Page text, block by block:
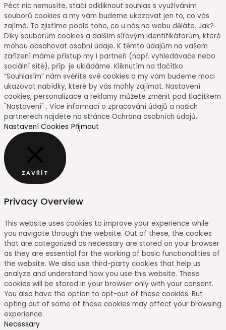
Péct nic nemusíte, stačí odkliknout souhlas s využíváním
souborů cookies a my vám budeme ukazovat jen to, co vás
zajímá. To zjistíme podle toho, co u nás na webu děláte. Jak?
Díky souborům cookies a dalším síťovým identifikátorům, které
mohou obsahovat osobní údaje. K těmto údajům na vašem
zařízení máme přístup my i partneři (např. vyhledávače nebo
sociální sítě), příp. je ukládáme. Kliknutím na tlačítko
“Souhlasím” nám svěříte své cookies a my vám budeme moci
ukazovat nabídky, které by vás mohly zajímat. Nastavení
cookies, personalizace a reklamy můžete změnit pod tlačítkem
"Nastavení" . Více informací o zpracování údajů a našich
partnerech najdete na stránce Ochrana osobních údajů.
Nastavení Cookies Přijmout
ZAVŘÍT
Privacy Overview
This website uses cookies to improve your experience while
you navigate through the website. Out of these, the cookies
that are categorized as necessary are stored on your browser
as they are essential for the working of basic functionalities of
the website. We also use third-party cookies that help us
analyze and understand how you use this website. These
cookies will be stored in your browser only with your consent.
You also have the option to opt-out of these cookies. But
opting out of some of these cookies may affect your browsing
experience.
Necessary